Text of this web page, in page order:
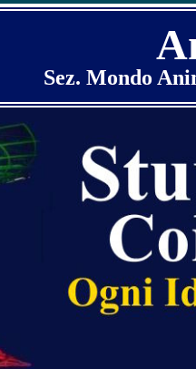
Sez. Mondo